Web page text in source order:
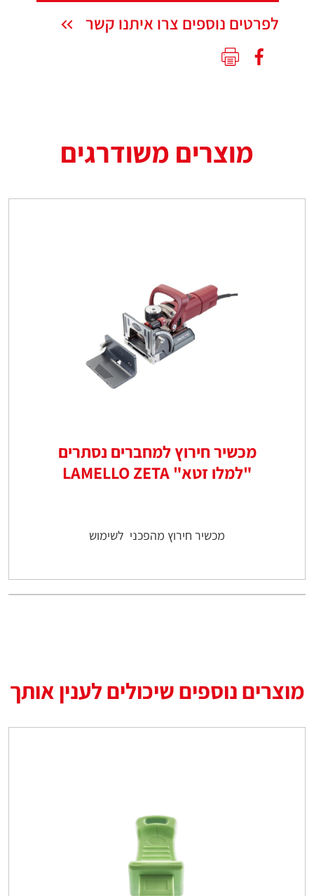
לפרטים נוספים צרו איתנו קשר
מוצרים משודרגים
מכשיר חירוץ למחברים נסתרים
"למלו זטא" LAMELLO ZETA
מכשיר חירוץ מהפכני לשימוש
מוצרים נוספים שיכולים לענין אותך